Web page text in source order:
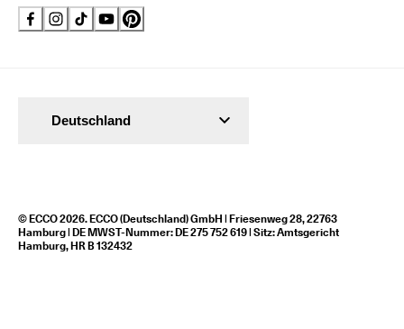
© ECCO 2026. ECCO (Deutschland) GmbH | Friesenweg 28, 22763
Hamburg | DE MWST-Nummer: DE 275 752 619 | Sitz: Amtsgericht
Hamburg, HR B 132432
Deutschland